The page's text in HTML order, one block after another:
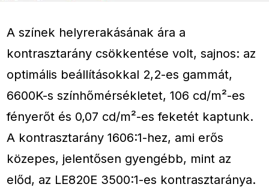
A színek helyrerakásának ára a
kontrasztarány csökkentése volt, sajnos: az
optimális beállításokkal 2,2-es gammát,
6600K-s színhőmérsékletet, 106 cd/m²-es
fényerőt és 0,07 cd/m²-es feketét kaptunk.
A kontrasztarány 1606:1-hez, ami erős
közepes, jelentősen gyengébb, mint az
előd, az LE820E 3500:1-es kontrasztaránya.